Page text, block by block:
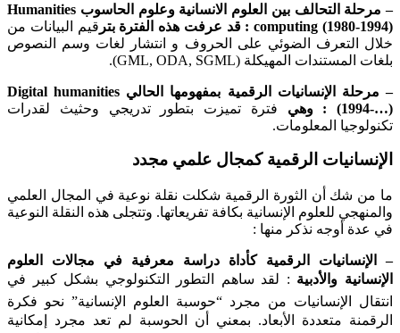
– مرحلة التحالف بين العلوم الانسانية وعلوم الحاسوب Humanities
computing (1980-1994) : قد عرفت هذه الفترة بتر
قيم البيانات من
خلال التعرف الضوئي على الحروف و انتشار لغات وسم النصوص
بلغات المستندات المهيكلة (GML, ODA, SGML).
– مرحلة الإنسانيات الرقمية بمفهومها الحالي Digital humanities
(1994-…) : وهي
فترة تميزت بتطور تدريجي وحثيث لقدرات
تكنولوجيا المعلومات.
الإنسانيات الرقمية كمجال علمي مجدد
ما من شك أن الثورة الرقمية شكلت نقلة نوعية في المجال العلمي
والمنهجي للعلوم الإنسانية بكافة تفريعاتها. وتتجلى هذه النقلة النوعية
في عدة أوجه نذكر منها :
– الإنسانيات الرقمية كأداة دراسة معرفية في مجالات العلوم
الإنسانية والأدبية : لقد ساهم التطور التكنولوجي بشكل كبير في
انتقال الإنسانيات من مجرد “حوسبة العلوم الإنسانية” نحو فكرة
الرقمنة متعددة الأبعاد. بمعني أن الحوسبة لم تعد مجرد إمكانية